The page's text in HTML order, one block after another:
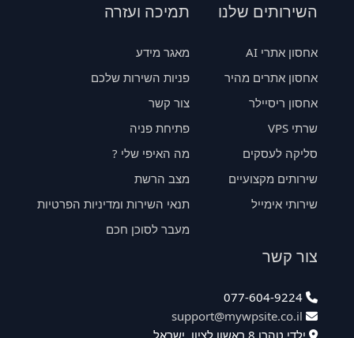
השירותים שלנו
אחסון אתרי AI
אחסון אתרים מהיר
אחסון ריסיילר
שרתי VPS
סליקה לעסקים
שירותים מקצועיים
שירותי אימייל
תמיכה ועזרה
מאגר מידע
פניות השירות שלכם
צור קשר
פתיחת פניה
מה האיפי שלי ?
מצב הרשת
תנאי השירות ומדיניות הפרטיות
מעבר לסוכן חכם
צור קשר
077-604-9224
support@mywpsite.co.il
ילדי טהרן 8 ראשון לציון, ישראל